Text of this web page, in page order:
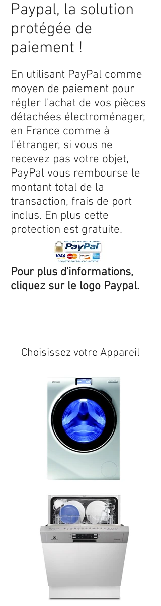
Paypal, la solution
protégée de
paiement !
En utilisant PayPal comme
moyen de paiement pour
régler l'achat de vos pièces
détachées électroménager,
en France comme à
l’étranger, si vous ne
recevez pas votre objet,
PayPal vous rembourse le
montant total de la
transaction, frais de port
inclus. En plus cette
protection est gratuite.
Pour plus d'informations,
cliquez sur le logo Paypal.
Choisissez votre Appareil